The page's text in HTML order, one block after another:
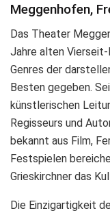
Meggenhofen,
Das Theater
Jahre alten
Genres der
Besten gegeben.
künstlerischen
Regisseurs und
bekannt aus Film,
Festspielen
Grieskirchner das
Die Einzigartigkeit